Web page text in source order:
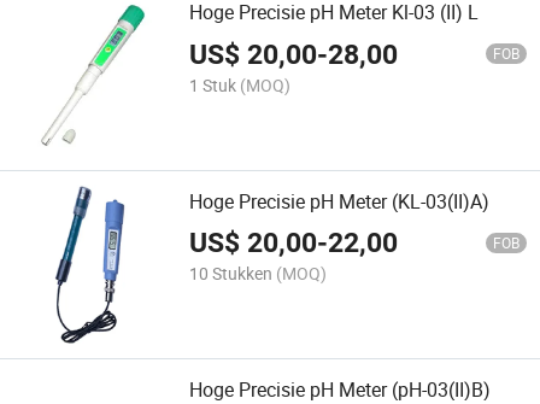
Hoge Precisie pH Meter Kl-03 (II) L
US$20,00-28,00 FOB
1 Stuk (MOQ)
Hoge Precisie pH Meter (KL-03(II)A)
US$20,00-22,00 FOB
10 Stukken (MOQ)
Hoge Precisie pH Meter (pH-03(II)B)